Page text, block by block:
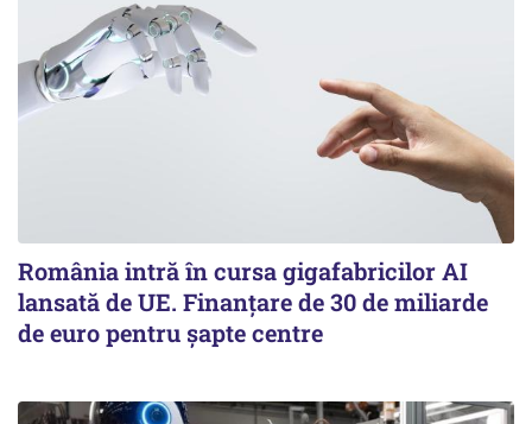
România intră în cursa gigafabricilor AI
lansată de UE. Finanțare de 30 de miliarde
de euro pentru șapte centre